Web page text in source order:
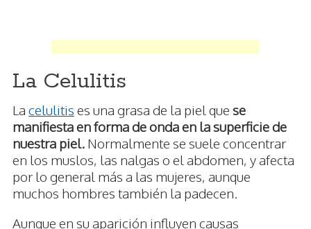
La Celulitis
La celulitis es una grasa de la piel que se
manifiesta en forma de onda en la superficie de
nuestra piel. Normalmente se suele concentrar
en los muslos, las nalgas o el abdomen, y afecta
por lo general más a las mujeres, aunque
muchos hombres también la padecen.
Aunque en su aparición influyen causas